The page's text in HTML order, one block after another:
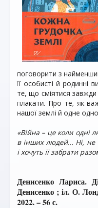
поговорити з
її особисті й родинні
те, що сміятися
плакати. Про те, як
нашої землі й одне
«Війна – це коли одні
в інших людей... Ні,
і хочуть її забрати
Денисенко Лариса.
Денисенко ; іл. О.
2022. – 56 с.